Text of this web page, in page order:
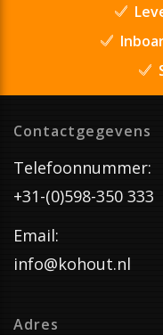
Contactgegevens
Telefoonnummer:
+31-(0)598-350 333
Email:
info@kohout.nl
Adres